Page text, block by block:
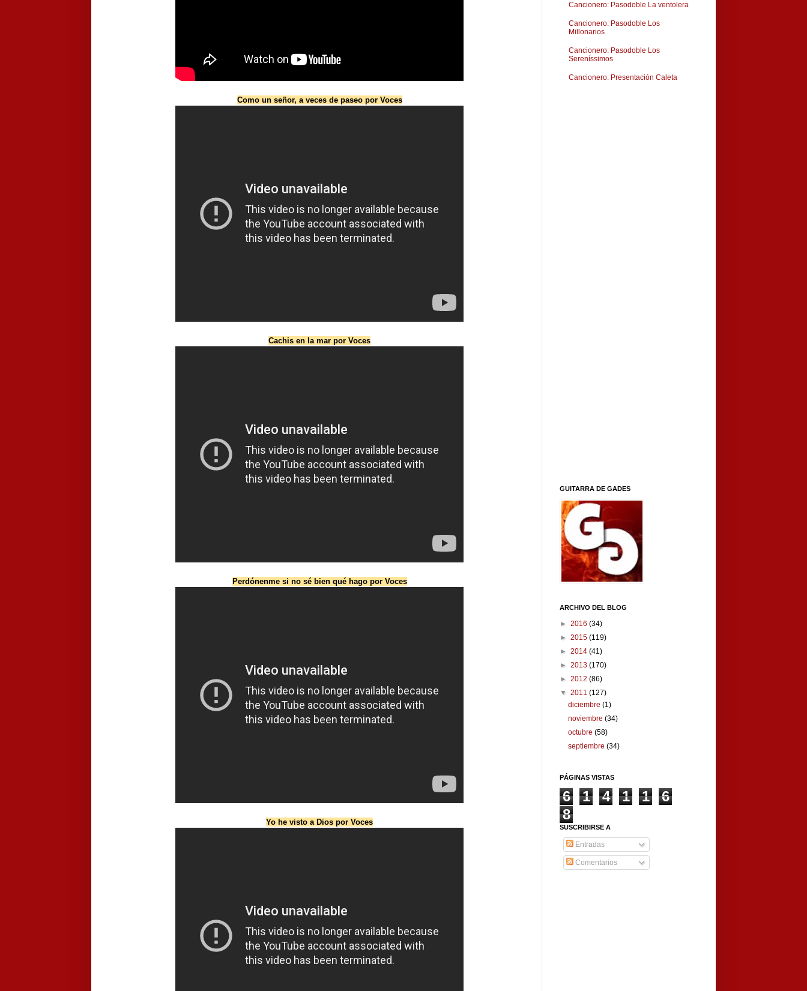
Como un señor, a veces de paseo por Voces
Cachis en la mar por Voces
Perdónenme si no sé bien qué hago por Voces
Yo he visto a Dios por Voces
Cancionero: Pasodoble La ventolera
Cancionero: Pasodoble Los
Millonarios
Cancionero: Pasodoble Los
Sereníssimos
Cancionero: Presentación Caleta
GUITARRA DE GADES
ARCHIVO DEL BLOG
► 2016 (34)
► 2015 (119)
► 2014 (41)
► 2013 (170)
► 2012 (86)
▼ 2011 (127)
diciembre(1)
noviembre(34)
octubre(58)
septiembre(34)
PÁGINAS VISTAS
6 1 4 1 1
6
8
SUSCRIBIRSE A
Entradas
Comentarios